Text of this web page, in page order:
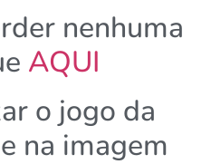
nenhuma
AQUI
o jogo da
na imagem